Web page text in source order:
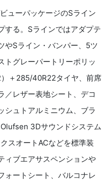
ューパッケージのSライン
る。 Sラインではアダプテ
やSライン・バンパー、 5ツ
トグレーパートリーポリッ
）＋ 285/40R22タイヤ、前席
／レザー表地シート、デコ
シュトアルミニウム、ブラ
Olufsen 3Dサウンドシステム
スオートACなどを標準装
ィブエアサスペンションや
ォートシート、バルコナレ